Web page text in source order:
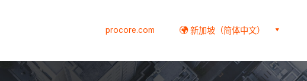
procore.com 新加坡（简体中文）